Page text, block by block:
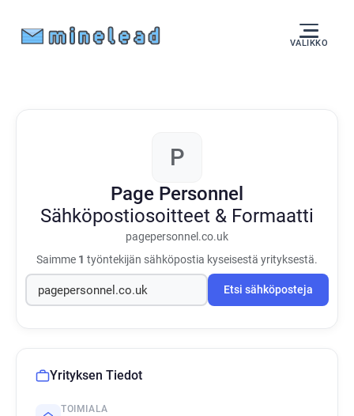
VALIKKO
P
Page Personnel
Sähköpostiosoitteet & Formaatti
pagepersonnel.co.uk
Saimme 1 työntekijän sähköpostia kyseisestä yrityksestä.
Etsi sähköposteja
Yrityksen Tiedot
TOIMIALA